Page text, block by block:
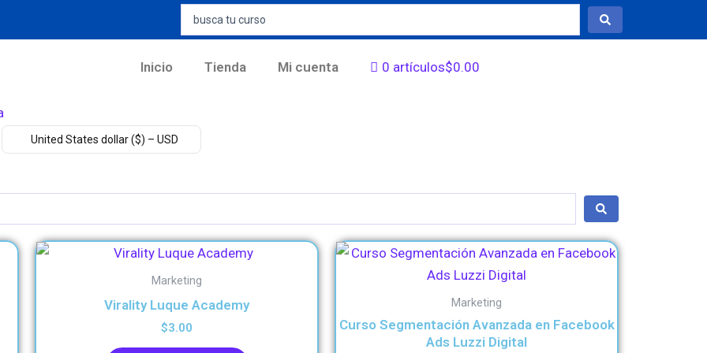
Inicio Tienda Mi cuenta 0 artículos$0.00
United States dollar ($) – USD
Marketing
Virality Luque Academy
$3.00
Marketing
Curso Segmentación Avanzada en Facebook
Ads Luzzi Digital